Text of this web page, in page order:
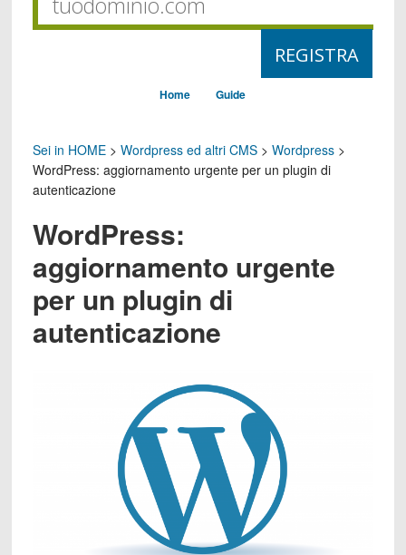
Home Guide
Sei in HOME> Wordpress ed altri CMS> Wordpress>
WordPress: aggiornamento urgente per un plugin di
autenticazione
WordPress:
aggiornamento urgente
per un plugin di
autenticazione